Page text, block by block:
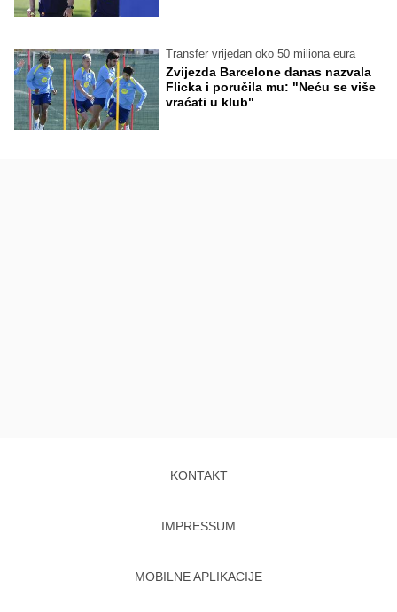
Transfer vrijedan oko 50 miliona eura
Zvijezda Barcelone danas nazvala
Flicka i poručila mu: "Neću se više
vraćati u klub"
KONTAKT
IMPRESSUM
MOBILNE APLIKACIJE